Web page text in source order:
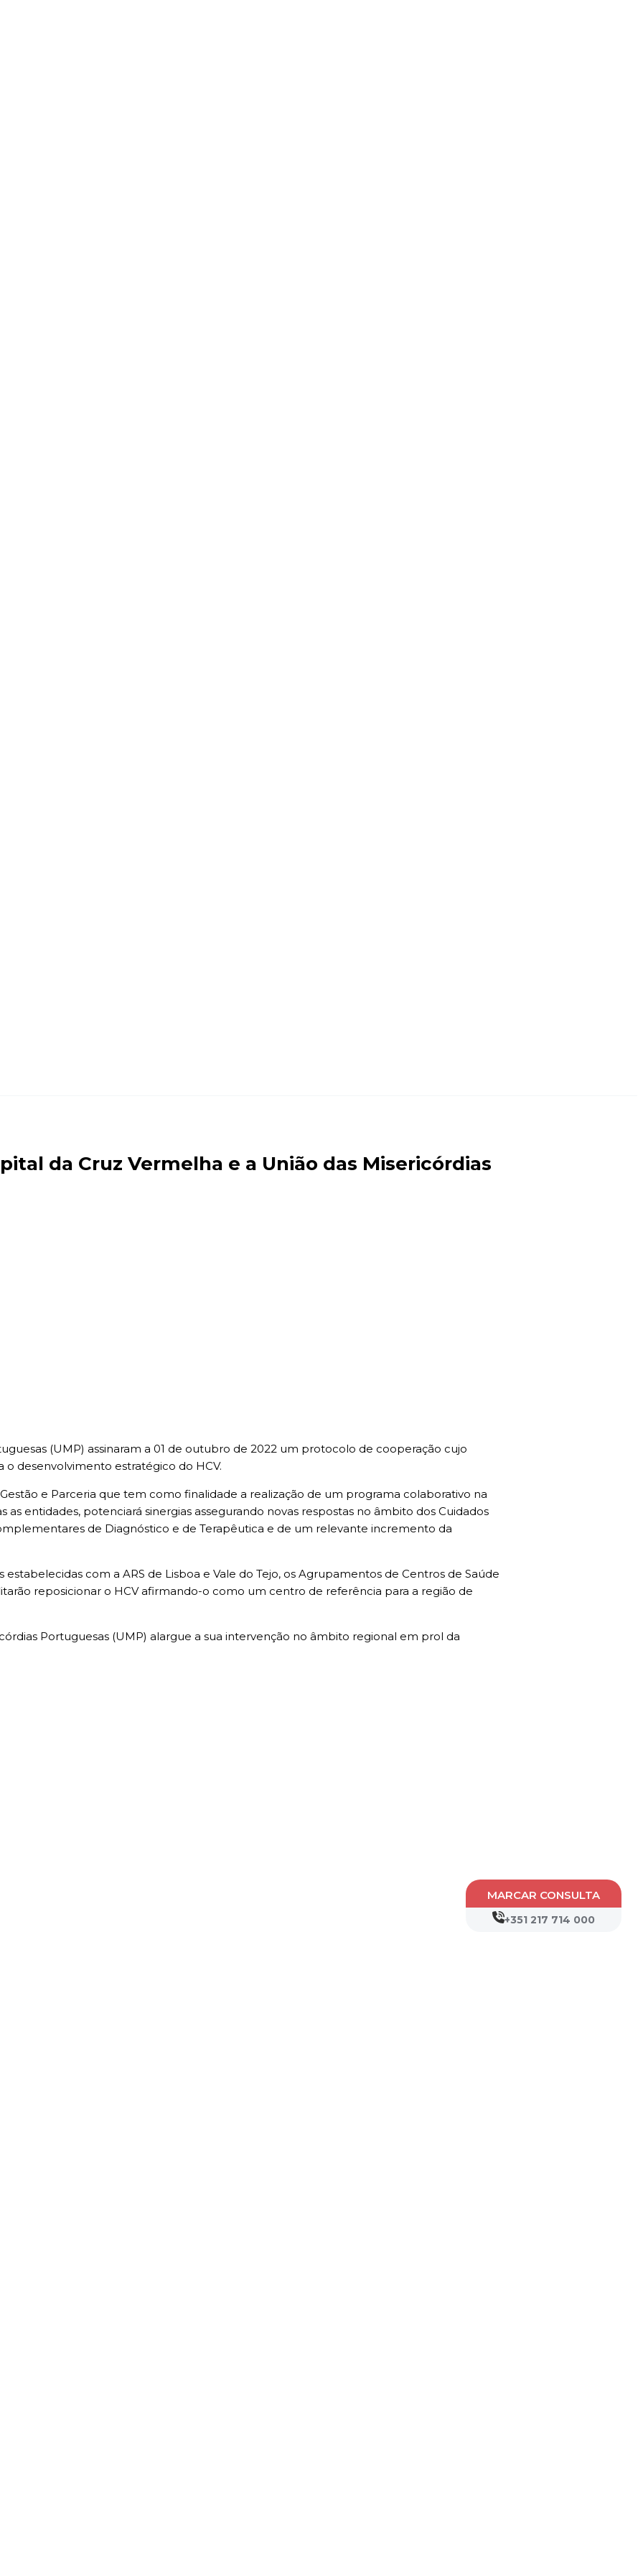
MARCAR CONSULTA
+351 217 714 000
da Cruz Vermelha e a União das Misericórdias
(UMP) assinaram a 01 de outubro de 2022 um protocolo de cooperação cujo
desenvolvimento estratégico do HCV.
e Parceria que tem como finalidade a realização de um programa colaborativo na
as entidades, potenciará sinergias assegurando novas respostas no âmbito dos Cuidados
de Diagnóstico e de Terapêutica e de um relevante incremento da
com a ARS de Lisboa e Vale do Tejo, os Agrupamentos de Centros de Saúde
reposicionar o HCV afirmando-o como um centro de referência para a região de
Portuguesas (UMP) alargue a sua intervenção no âmbito regional em prol da